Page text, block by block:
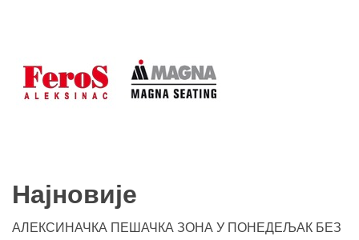
Најновије
АЛЕКСИНАЧКА ПЕШАЧКА ЗОНА У ПОНЕДЕЉАК БЕЗ